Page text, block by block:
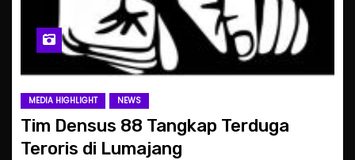
MEDIA HIGHLIGHT NEWS
Tim Densus 88 Tangkap Terduga
Teroris di Lumajang